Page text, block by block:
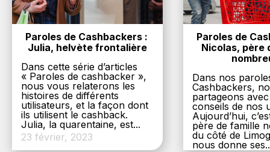
Paroles de Cashbackers :
Julia, helvète frontalière
Dans cette série d’articles
« Paroles de cashbacker »,
nous vous relaterons les
histoires de différents
utilisateurs, et la façon dont
ils utilisent le cashback.
Julia, la quarentaine, est...
23 février, 2023
Paroles de
Nicolas, père
Dans nos
Cashbackers,
partageons
conseils de nos
Aujourd’hui,
père de famille
du côté de
nous donne